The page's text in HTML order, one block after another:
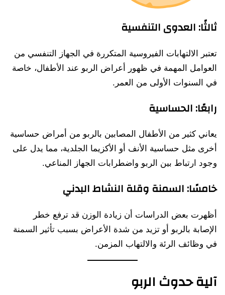
ثالثًا: العدوى التنفسية
تعتبر الالتهابات الفيروسية المتكررة في الجهاز التنفسي من
العوامل المهمة في ظهور أعراض الربو عند الأطفال، خاصة
في السنوات الأولى من العمر.
رابعًا: الحساسية
يعاني كثير من الأطفال المصابين بالربو من أمراض حساسية
أخرى مثل حساسية الأنف أو الأكزيما الجلدية، مما يدل على
وجود ارتباط بين الربو واضطرابات الجهاز المناعي.
خامسًا: السمنة وقلة النشاط البدني
أظهرت بعض الدراسات أن زيادة الوزن قد ترفع خطر
الإصابة بالربو أو تزيد من شدة الأعراض بسبب تأثير السمنة
في وظائف الرئة والالتهاب المزمن.
آلية حدوث الربو